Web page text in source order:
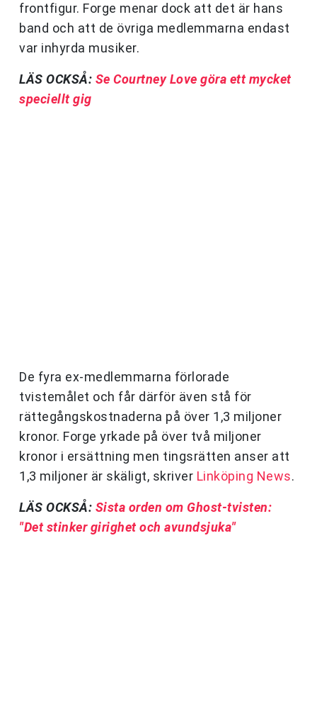
frontfigur. Forge menar dock att det är hans
band och att de övriga medlemmarna endast
var inhyrda musiker.
LÄS OCKSÅ: Se Courtney Love göra ett mycket
speciellt gig
De fyra ex-medlemmarna förlorade
tvistemålet och får därför även stå för
rättegångskostnaderna på över 1,3 miljoner
kronor. Forge yrkade på över två miljoner
kronor i ersättning men tingsrätten anser att
1,3 miljoner är skäligt, skriver Linköping News.
LÄS OCKSÅ: Sista orden om Ghost-tvisten:
"Det stinker girighet och avundsjuka"